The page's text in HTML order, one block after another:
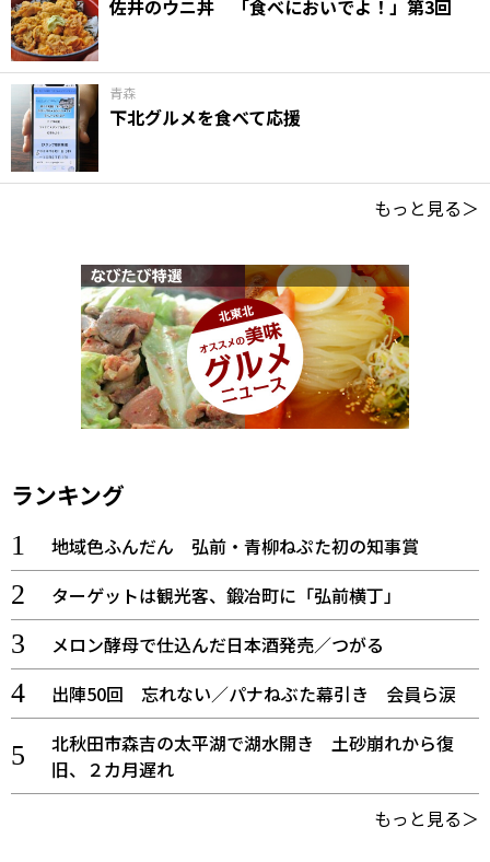
佐井のウニ丼 「食べにおいでよ！」第3回
青森
下北グルメを食べて応援
もっと見る＞
ランキング
地域色ふんだん 弘前・青柳ねぷた初の知事賞
ターゲットは観光客、鍛冶町に「弘前横丁」
メロン酵母で仕込んだ日本酒発売／つがる
出陣50回 忘れない／パナねぶた幕引き 会員ら涙
北秋田市森吉の太平湖で湖水開き 土砂崩れから復
旧、２カ月遅れ
もっと見る＞